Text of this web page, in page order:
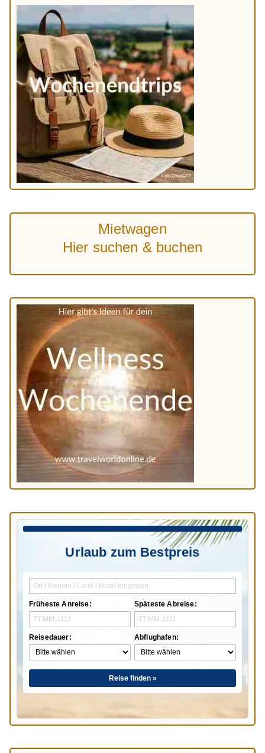
Mietwagen
Hier suchen & buchen
Urlaub zum Bestpreis
Früheste Anreise:
Reisedauer:
Späteste Abreise:
Abflughafen:
Reise finden »